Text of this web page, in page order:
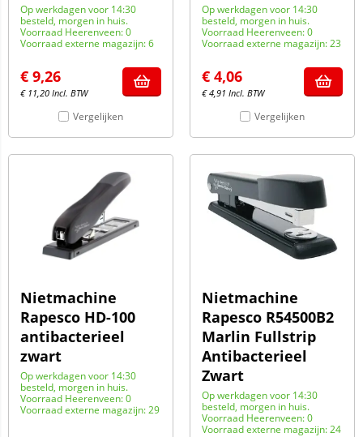
Op werkdagen voor 14:30
besteld, morgen in huis.
Voorraad Heerenveen: 0
Voorraad externe magazijn: 6
€ 9,26
€ 11,20 Incl. BTW
Vergelijken
Op werkdagen voor 14:30
besteld, morgen in huis.
Voorraad Heerenveen: 0
Voorraad externe magazijn: 23
€ 4,06
€4,91 Incl. BTW
Vergelijken
Nietmachine
Rapesco HD-100
antibacterieel
zwart
Op werkdagen voor 14:30
besteld, morgen in huis.
Voorraad Heerenveen: 0
Voorraad externe magazijn: 29
Nietmachine
Rapesco R54500B2
Marlin Fullstrip
Antibacterieel
Zwart
Op werkdagen voor 14:30
besteld, morgen in huis.
Voorraad Heerenveen: 0
Voorraad externe magazijn: 24